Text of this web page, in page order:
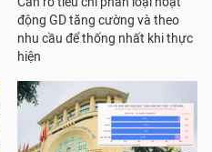
động GD tăng cường và theo
nhu cầu để thống nhất khi thực
hiện